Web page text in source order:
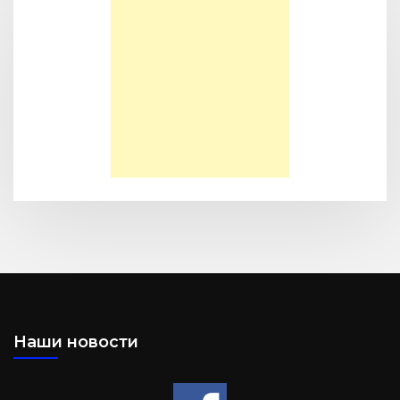
Большая потеря или большое приобретение?
Наши новости